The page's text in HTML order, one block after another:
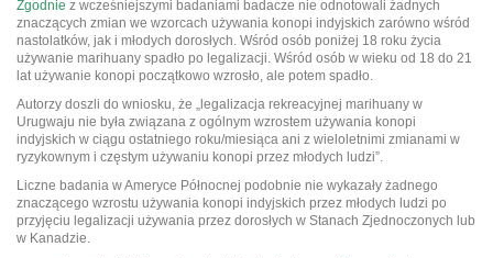
Zgodnie z wcześniejszymi badaniami badacze nie odnotowali żadnych
znaczących zmian we wzorcach używania konopi indyjskich zarówno wśród
nastolatków, jak i młodych dorosłych. Wśród osób poniżej 18 roku życia
używanie marihuany spadło po legalizacji. Wśród osób w wieku od 18 do 21
lat używanie konopi początkowo wzrosło, ale potem spadło.
Autorzy doszli do wniosku, że „legalizacja rekreacyjnej marihuany w
Urugwaju nie była związana z ogólnym wzrostem używania konopi
indyjskich w ciągu ostatniego roku/miesiąca ani z wieloletnimi zmianami w
ryzykownym i częstym używaniu konopi przez młodych ludzi”.
Liczne badania w Ameryce Północnej podobnie nie wykazały żadnego
znaczącego wzrostu używania konopi indyjskich przez młodych ludzi po
przyjęciu legalizacji używania przez dorosłych w Stanach Zjednoczonych lub
w Kanadzie.